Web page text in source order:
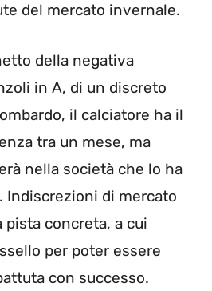
del mercato invernale.
della negativa
in A, di un discreto
il calciatore ha il
tra un mese, ma
nella società che lo ha
Indiscrezioni di mercato
concreta, a cui
per poter essere
con successo.